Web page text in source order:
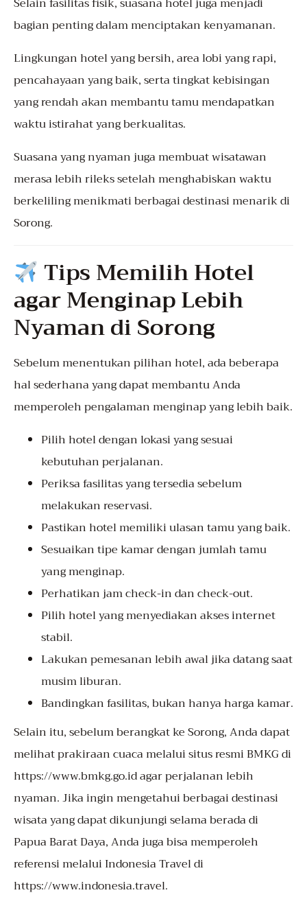
bagian penting dalam menciptakan kenyamanan.
Lingkungan hotel yang bersih, area lobi yang rapi,
pencahayaan yang baik, serta tingkat kebisingan
yang rendah akan membantu tamu mendapatkan
waktu istirahat yang berkualitas.
Suasana yang nyaman juga membuat wisatawan
merasa lebih rileks setelah menghabiskan waktu
berkeliling menikmati berbagai destinasi menarik di
Sorong.
Tips Memilih Hotel
agar Menginap Lebih
Nyaman di Sorong
Sebelum menentukan pilihan hotel, ada beberapa
hal sederhana yang dapat membantu Anda
memperoleh pengalaman menginap yang lebih baik.
Pilih hotel dengan lokasi yang sesuai
kebutuhan perjalanan.
Periksa fasilitas yang tersedia sebelum
melakukan reservasi.
Pastikan hotel memiliki ulasan tamu yang baik.
Sesuaikan tipe kamar dengan jumlah tamu
yang menginap.
Perhatikan jam check-in dan check-out.
Pilih hotel yang menyediakan akses internet
stabil.
Lakukan pemesanan lebih awal jika datang saat
musim liburan.
Bandingkan fasilitas, bukan hanya harga kamar.
Selain itu, sebelum berangkat ke Sorong, Anda dapat
melihat prakiraan cuaca melalui situs resmi BMKG di
https://www.bmkg.go.idagar perjalanan lebih
nyaman. Jika ingin mengetahui berbagai destinasi
wisata yang dapat dikunjungi selama berada di
Papua Barat Daya, Anda juga bisa memperoleh
referensi melalui Indonesia Travel di
https://www.indonesia.travel.